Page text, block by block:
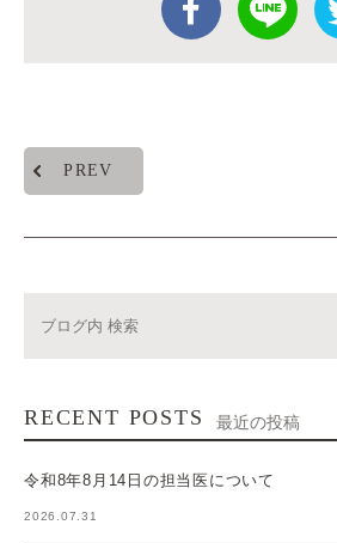
PREV
RECENT POSTS 最近の投稿
令和8年8月14日の担当医について
2026.07.31